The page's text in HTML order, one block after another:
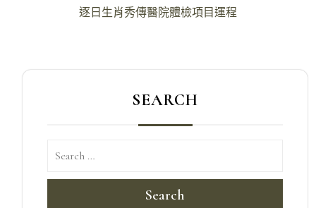
逐日生肖秀傳醫院體檢項目運程
SEARCH
Search